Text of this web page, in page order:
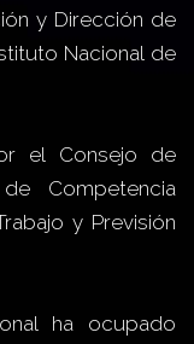
y Dirección de
Nacional de
el Consejo de
Competencia
y Previsión
ha ocupado